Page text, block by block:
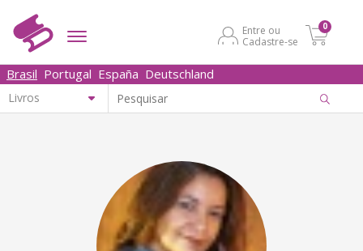
Entre ou
Cadastre-se
0
Brasil Portugal España Deutschland